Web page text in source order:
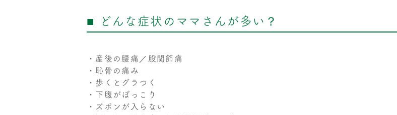
■ どんな症状のママさんが多い？
・産後の腰痛／股関節痛
・恥骨の痛み
・歩くとグラつく
・下腹がぽっこり
・ズボンが入らない